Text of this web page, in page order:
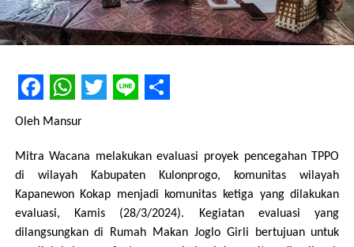
Facebook
WhatsApp
Twitter
Oleh Mansur
Mitra Wacana melakukan evaluasi proyek pencegahan TPPO
di wilayah Kabupaten Kulonprogo, komunitas wilayah
Kapanewon Kokap menjadi komunitas ketiga yang dilakukan
evaluasi, Kamis (28/3/2024). Kegiatan evaluasi yang
dilangsungkan di Rumah Makan Joglo Girli bertujuan untuk